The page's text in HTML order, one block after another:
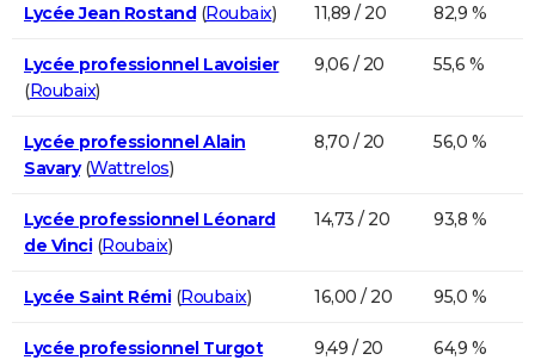
Lycée Jean Rostand(Roubaix) 11,89 / 20 82,9 %
Lycée professionnel Lavoisier
(Roubaix)
9,06 / 20 55,6 %
Lycée professionnel Alain
Savary(Wattrelos)
8,70 / 20 56,0 %
Lycée professionnel Léonard
de Vinci(Roubaix)
14,73 / 20 93,8 %
Lycée Saint Rémi(Roubaix) 16,00 / 20 95,0 %
Lycée professionnel Turgot
9,49 / 20 64,9 %